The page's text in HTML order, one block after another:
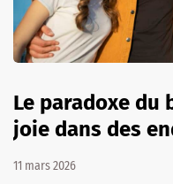
Le paradoxe du
joie dans des
11 mars 2026